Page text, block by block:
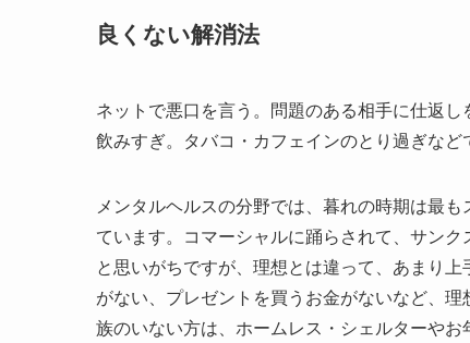
良くない解消法
ネットで悪口を言う。問題のある相手に仕返
飲みすぎ。タバコ・カフェインのとり過ぎなど
メンタルヘルスの分野では、暮れの時期は最
ています。コマーシャルに踊らされて、サン
と思いがちですが、理想とは違って、あまり
がない、プレゼントを買うお金がないなど、
族のいない方は、ホームレス・シェルターや